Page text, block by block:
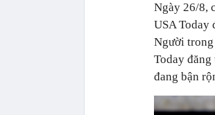
Ngày 26/8,
USA Today
Người trong
Today
đang bận